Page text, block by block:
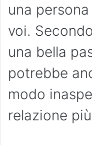
una
voi.
una bella
potrebbe
modo
relazione più